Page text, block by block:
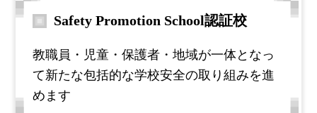
Safety Promotion School認証校
教職員・児童・保護者・地域が一体となっ
て新たな包括的な学校安全の取り組みを進
めます